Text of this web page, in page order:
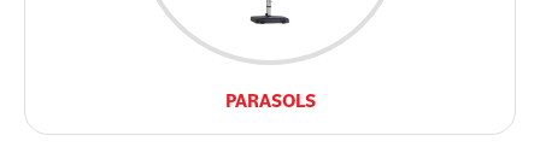
PARASOLS